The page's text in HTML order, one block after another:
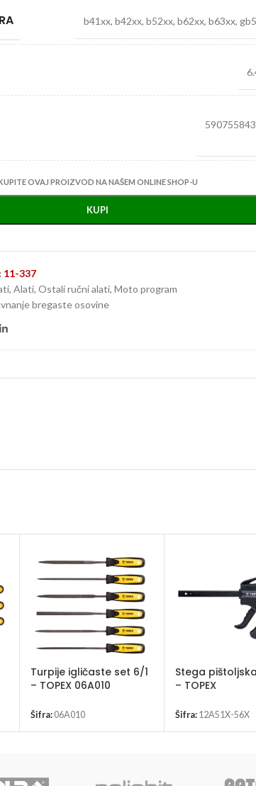
b41xx, b42xx, b52xx, b62xx, b63xx,
OVAJ PROIZVOD NA NAŠEM ONLINE SHOP-U
KUPI
11-337
, Alati, Ostali ručni alati, Moto program
bregaste osovine
Turpije igličaste set 6/1
– TOPEX 06A010
Šifra: 06A010
Stega
– TOPEX
Šifra: 12A51X-56X